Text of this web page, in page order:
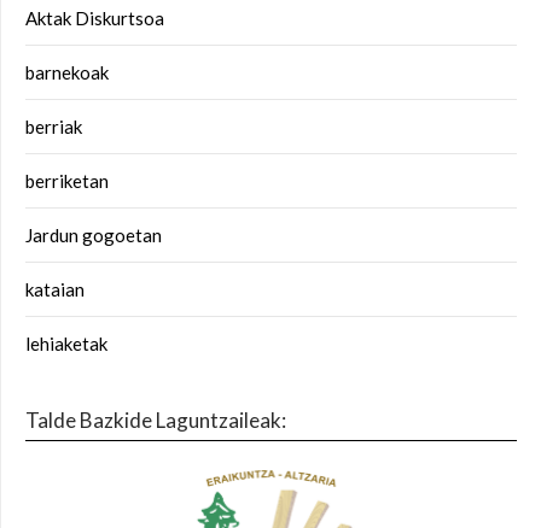
Aktak Diskurtsoa
barnekoak
berriak
berriketan
Jardun gogoetan
kataian
lehiaketak
Talde Bazkide Laguntzaileak: